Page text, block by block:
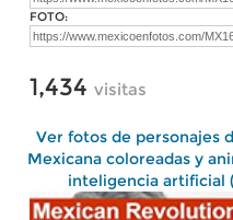
FOTO:
1,434 visitas
Ver fotos de personajes
Mexicana coloreadas y
inteligencia artificial